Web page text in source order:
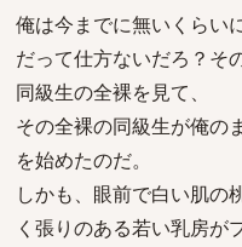
俺は今までに無いくらい
だって仕方ないだろ？そ
同級生の全裸を見て、
その全裸の同級生が俺の
を始めたのだ。
しかも、眼前で白い肌の
く張りのある若い乳房が